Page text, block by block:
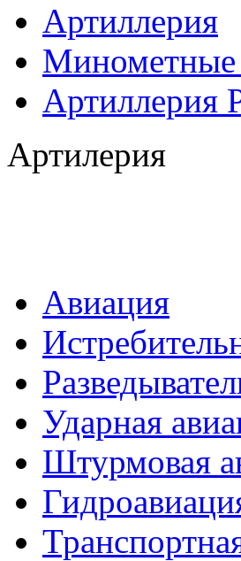
Артиллерия
Минометные
Артиллерия
Артилерия
Авиация
Ударная
Штурмовая